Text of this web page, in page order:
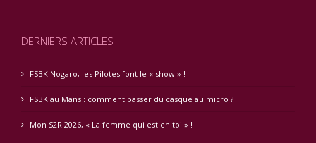
DERNIERS ARTICLES
FSBK Nogaro, les Pilotes font le « show » !
FSBK au Mans : comment passer du casque au micro ?
Mon S2R 2026, « La femme qui est en toi » !